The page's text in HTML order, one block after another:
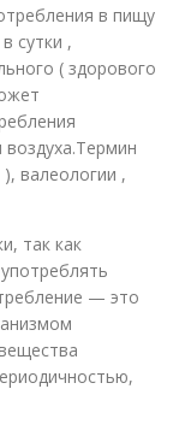
в пищу
сутки ,
( здорового
валеологии ,
так как
— это